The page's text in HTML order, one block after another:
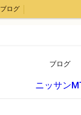
ブログ
ブログ
ニッサン